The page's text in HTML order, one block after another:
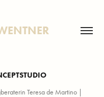
Teresa de Martino |